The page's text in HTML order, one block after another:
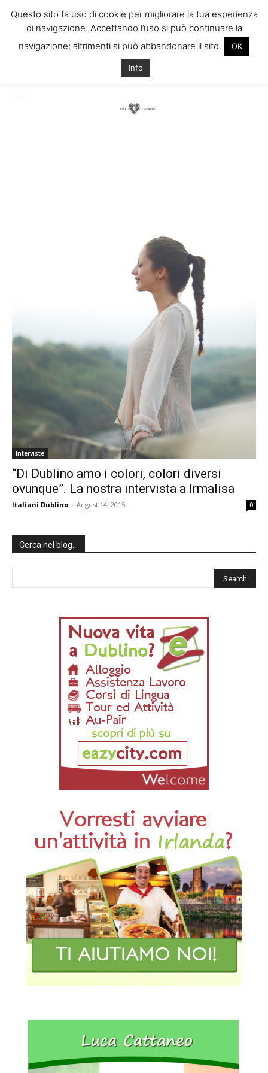
Interviste
“Di Dublino amo i colori, colori diversi
ovunque”. La nostra intervista a Irmalisa
Italiani Dublino - August 14, 2015 0
Cerca nel blog…
Questo sito fa uso di cookie per migliorare la tua esperienza
di navigazione. Accettando l’uso si può continuare la
navigazione; altrimenti si può abbandonare il sito.
OK
Info